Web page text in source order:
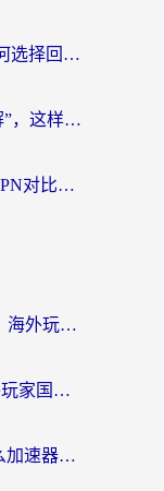
破解VPN PC限制：海外用户如何选择回国加速器实现无缝访问国内资源
海外党必看：别再纠结“vpn 破解”，这样选回国加速器才能真正无缝访问国内资源
Malus VPN好用吗？和o3cloud VPN对比哪个回国效果更好？
澳洲打逆水寒OL怎么才能不卡？海外玩家国服游戏加速终极指南（附梦幻模拟战地铁跑酷解决办法）
艾希国外加速器哪个好用？海外玩家国服游戏畅玩终极指南（附欧洲玩鸣潮街头篮球实测）
美国玩哈利波特·魔法觉醒用什么加速器？告别延迟的终极指南（含免费QQ炫舞方案+印尼妄想山海秘籍）